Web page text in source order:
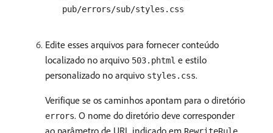
pub/errors/sub/styles.css
Edite esses arquivos para fornecer conteúdo
localizado no arquivo 503.phtml e estilo
personalizado no arquivo styles.css.
Verifique se os caminhos apontam para o diretório
errors. O nome do diretório deve corresponder
ao parâmetro de URL indicado em